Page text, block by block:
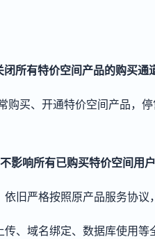
有特价空间产品的购买通
买、开通特价空间产品，
不影响所有已购买特价空间用
旧严格按照原产品服务协议
、域名绑定、数据库使用